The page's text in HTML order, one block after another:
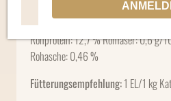
Analytische Bestandteile:
Rohprotein: 12,7 % Rohfaser: 0,6 g/
Rohasche: 0,46 %
Fütterungsempfehlung:1 EL/1 kg